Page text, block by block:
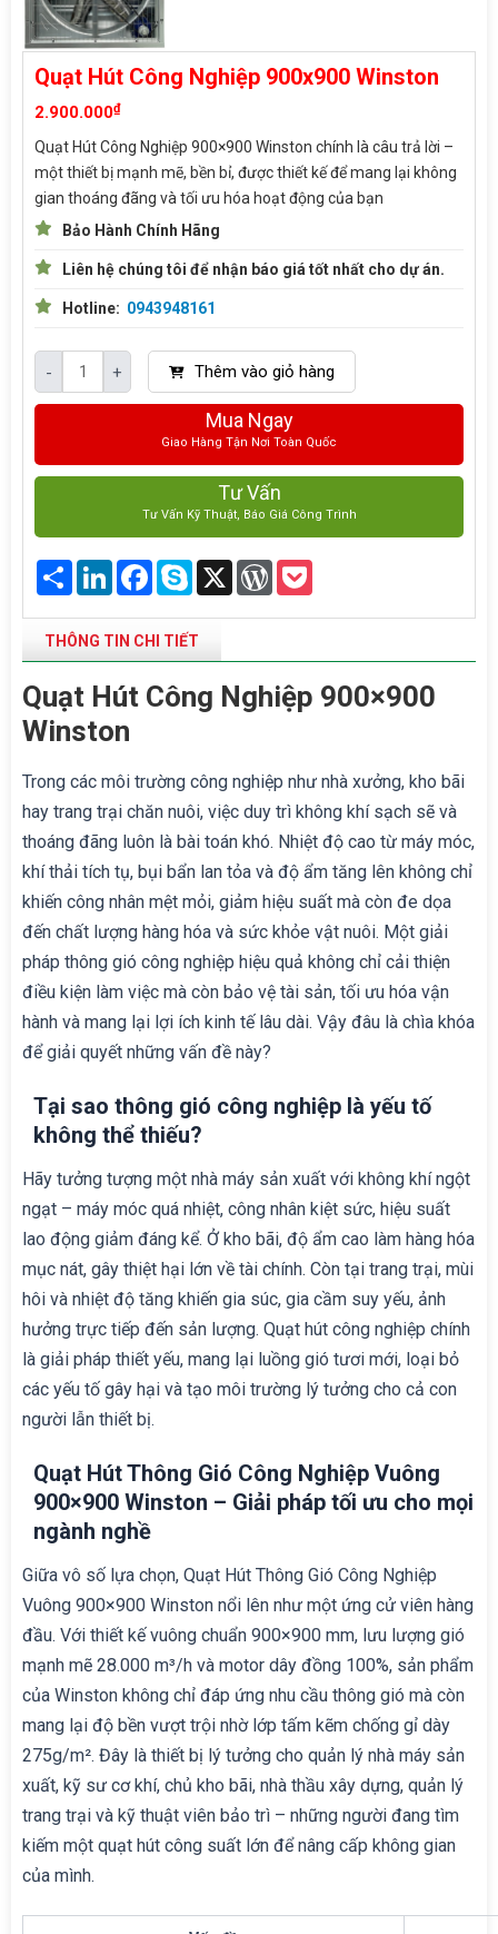
Quạt Hút Công Nghiệp 900x900 Winston
2.900.000₫
Quạt Hút Công Nghiệp 900×900 Winston chính là câu trả lời –
một thiết bị mạnh mẽ, bền bỉ, được thiết kế để mang lại không
gian thoáng đãng và tối ưu hóa hoạt động của bạn
Bảo Hành Chính Hãng
Liên hệ chúng tôi để nhận báo giá tốt nhất cho dự án.
Hotline: 0943948161
- + Thêm vào giỏ hàng
Mua Ngay
Giao Hàng Tận Nơi Toàn Quốc
Tư Vấn
Tư Vấn Kỹ Thuật, Báo Giá Công Trình
Share LinkedInFacebook
Skype X WordPress
THÔNG TIN CHI TIẾT
Quạt Hút Công Nghiệp 900×900
Winston
Trong các môi trường công nghiệp như nhà xưởng, kho bãi
hay trang trại chăn nuôi, việc duy trì không khí sạch sẽ và
thoáng đãng luôn là bài toán khó. Nhiệt độ cao từ máy móc,
khí thải tích tụ, bụi bẩn lan tỏa và độ ẩm tăng lên không chỉ
khiến công nhân mệt mỏi, giảm hiệu suất mà còn đe dọa
đến chất lượng hàng hóa và sức khỏe vật nuôi. Một giải
pháp thông gió công nghiệp hiệu quả không chỉ cải thiện
điều kiện làm việc mà còn bảo vệ tài sản, tối ưu hóa vận
hành và mang lại lợi ích kinh tế lâu dài. Vậy đâu là chìa khóa
để giải quyết những vấn đề này?
Tại sao thông gió công nghiệp là yếu tố
không thể thiếu?
Hãy tưởng tượng một nhà máy sản xuất với không khí ngột
ngạt – máy móc quá nhiệt, công nhân kiệt sức, hiệu suất
lao động giảm đáng kể. Ở kho bãi, độ ẩm cao làm hàng hóa
mục nát, gây thiệt hại lớn về tài chính. Còn tại trang trại, mùi
hôi và nhiệt độ tăng khiến gia súc, gia cầm suy yếu, ảnh
hưởng trực tiếp đến sản lượng. Quạt hút công nghiệp chính
là giải pháp thiết yếu, mang lại luồng gió tươi mới, loại bỏ
các yếu tố gây hại và tạo môi trường lý tưởng cho cả con
người lẫn thiết bị.
Quạt Hút Thông Gió Công Nghiệp Vuông
900×900 Winston – Giải pháp tối ưu cho mọi
ngành nghề
Giữa vô số lựa chọn, Quạt Hút Thông Gió Công Nghiệp
Vuông 900×900 Winston nổi lên như một ứng cử viên hàng
đầu. Với thiết kế vuông chuẩn 900×900 mm, lưu lượng gió
mạnh mẽ 28.000 m³/h và motor dây đồng 100%, sản phẩm
của Winston không chỉ đáp ứng nhu cầu thông gió mà còn
mang lại độ bền vượt trội nhờ lớp tấm kẽm chống gỉ dày
275g/m². Đây là thiết bị lý tưởng cho quản lý nhà máy sản
xuất, kỹ sư cơ khí, chủ kho bãi, nhà thầu xây dựng, quản lý
trang trại và kỹ thuật viên bảo trì – những người đang tìm
kiếm một quạt hút công suất lớn để nâng cấp không gian
của mình.